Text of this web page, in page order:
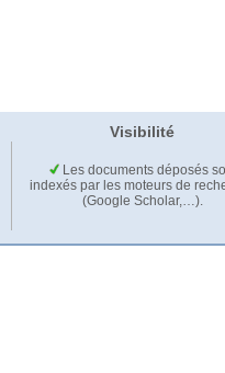
Visibilité
Les documents déposés
indexés par les moteurs de
(Google Scholar,…).